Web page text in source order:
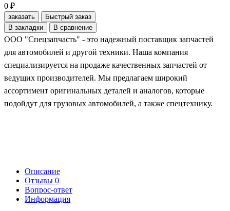
0 ₽
заказать
Быстрый заказ
В закладки
В сравнение
ООО "Спецзапчасть" - это надежный поставщик запчастей
для автомобилей и другой техники. Наша компания
специализируется на продаже качественных запчастей от
ведущих производителей. Мы предлагаем широкий
ассортимент оригинальных деталей и аналогов, которые
подойдут для грузовых автомобилей, а также спецтехнику.
Описание
Отзывы 0
Вопрос-ответ
Информация